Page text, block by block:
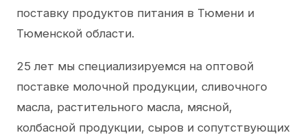
поставку продуктов питания в Тюмени и
Тюменской области.
25 лет мы специализируемся на оптовой
поставке молочной продукции, сливочного
масла, растительного масла, мясной,
колбасной продукции, сыров и сопутствующих